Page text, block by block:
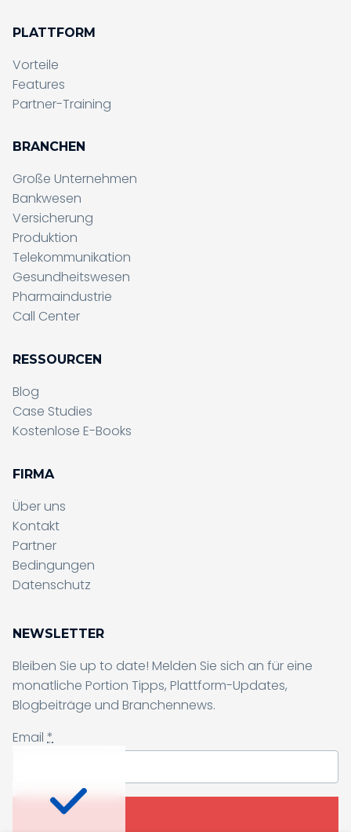
PLATTFORM
Vorteile
Features
Partner-Training
BRANCHEN
Große Unternehmen
Bankwesen
Versicherung
Produktion
Telekommunikation
Gesundheitswesen
Pharmaindustrie
Call Center
RESSOURCEN
Blog
Case Studies
Kostenlose E-Books
FIRMA
Über uns
Kontakt
Partner
Bedingungen
Datenschutz
NEWSLETTER
Bleiben Sie up to date! Melden Sie sich an für eine
monatliche Portion Tipps, Plattform-Updates,
Blogbeiträge und Branchennews.
Email *
Ich bin damit einverstanden, dass ich von Samelane einen
Newsletter und weiteres Business- und Marketingmaterial erhalte.
Bleiben Sie up to date
Mit unserem Newsletter erhalten Sie
monatlich neue Inspirationen, News aus der
Formular wird gesendet, bitte